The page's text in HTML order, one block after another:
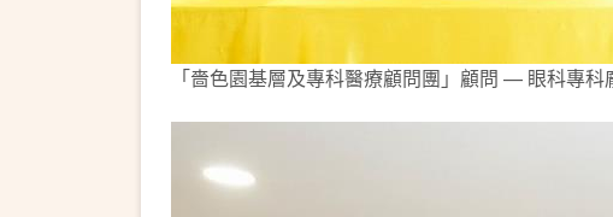
「嗇色園基層及專科醫療顧問團」顧問 — 眼科專